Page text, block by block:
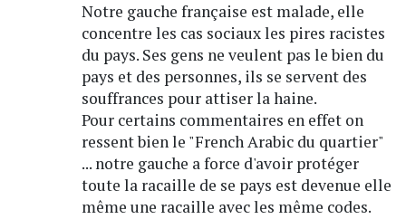
Notre gauche française est malade, elle
concentre les cas sociaux les pires racistes
du pays. Ses gens ne veulent pas le bien du
pays et des personnes, ils se servent des
souffrances pour attiser la haine.
Pour certains commentaires en effet on
ressent bien le "French Arabic du quartier"
... notre gauche a force d'avoir protéger
toute la racaille de se pays est devenue elle
même une racaille avec les même codes.